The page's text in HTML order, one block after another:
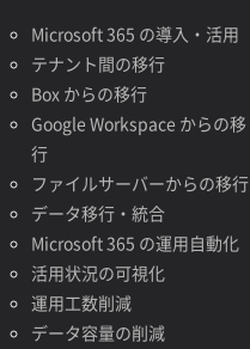
Microsoft 365 の導入・活用
テナント間の移行
Box からの移行
Google Workspace からの移
行
ファイルサーバーからの移行
データ移行・統合
Microsoft 365 の運用自動化
活用状況の可視化
運用工数削減
データ容量の削減